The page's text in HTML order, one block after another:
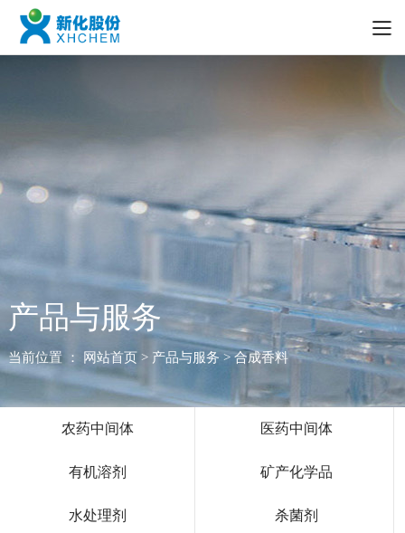
产品与服务
当前位置 ： 网站首页> 产品与服务 > 合成香料
农药中间体 医药中间体
有机溶剂 矿产化学品
水处理剂 杀菌剂